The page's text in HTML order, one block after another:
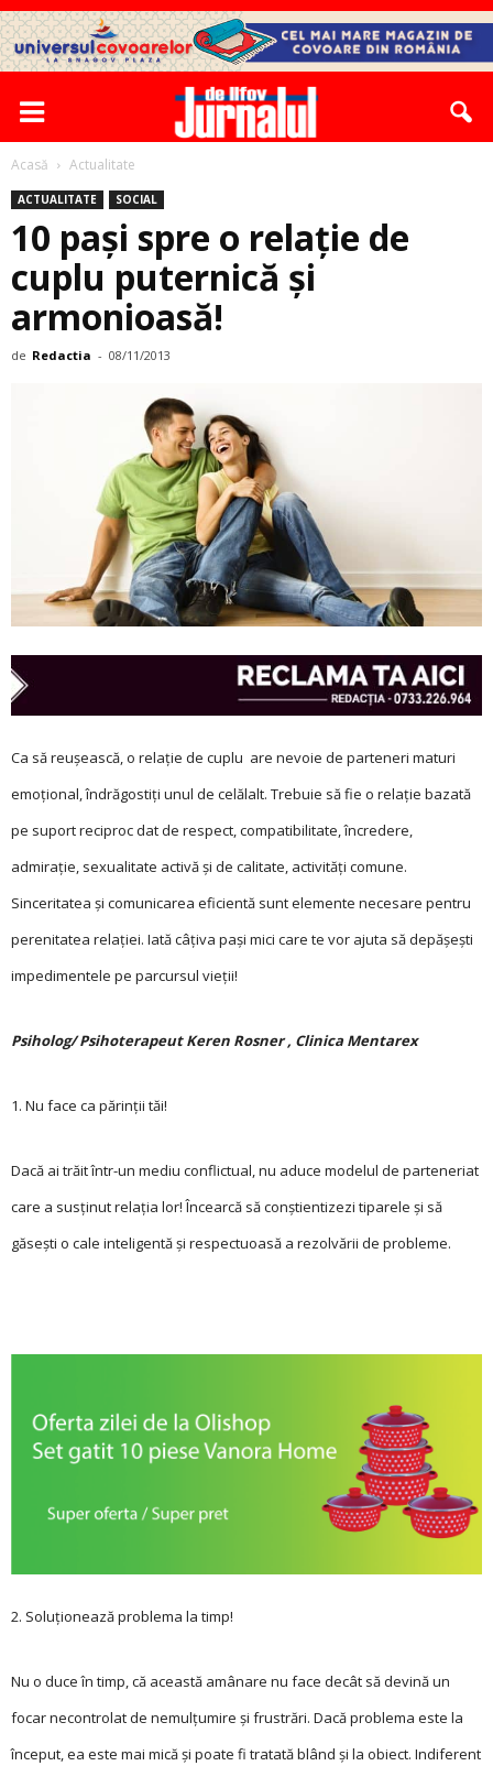
Acasă Actualitate
ACTUALITATE SOCIAL
10 pași spre o relaţie de
cuplu puternică şi
armonioasă!
de Redactia - 08/11/2013
Ca să reușească, o relație de cuplu are nevoie de parteneri maturi
emoţional, îndrăgostiți unul de celălalt. Trebuie să fie o relație bazată
pe suport reciproc dat de respect, compatibilitate, încredere,
admiraţie, sexualitate activă şi de calitate, activităţi comune.
Sinceritatea şi comunicarea eficientă sunt elemente necesare pentru
perenitatea relației. Iată câțiva pași mici care te vor ajuta să depășești
impedimentele pe parcursul vieții!
Psiholog/ Psihoterapeut Keren Rosner , Clinica Mentarex
1. Nu face ca părinții tăi!
Dacă ai trăit într-un mediu conflictual, nu aduce modelul de parteneriat
care a susținut relația lor! Încearcă să conștientizezi tiparele și să
găsești o cale inteligentă și respectuoasă a rezolvării de probleme.
2. Soluționează problema la timp!
Nu o duce în timp, că această amânare nu face decât să devină un
focar necontrolat de nemul­țumire și frustrări. Dacă problema este la
început, ea este mai mică și poate fi tratată blând și la obiect. Indiferent